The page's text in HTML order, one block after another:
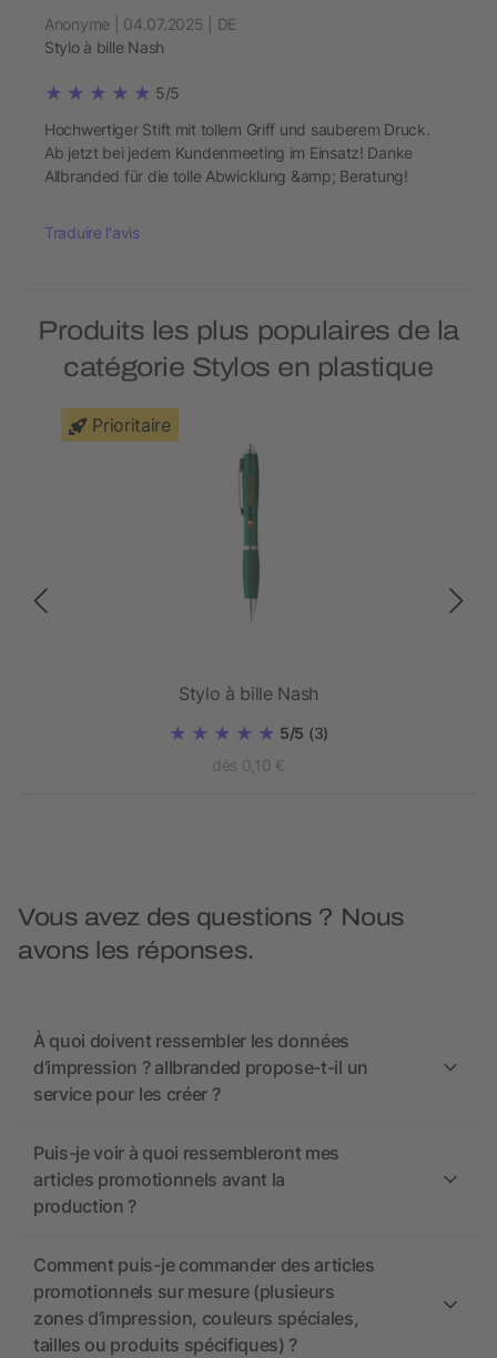
Anonyme | 04.07.2025 | DE
Stylo à bille Nash
5/5
Hochwertiger Stift mit tollem Griff und sauberem Druck.
Ab jetzt bei jedem Kundenmeeting im Einsatz! Danke
Allbranded für die tolle Abwicklung &amp; Beratung!
Traduire l'avis
Produits les plus populaires de la
catégorie Stylos en plastique
Prioritaire
Stylo à bille Nash
5/5 (3)
dès 0,10 €
Vous avez des questions ? Nous
avons les réponses.
À quoi doivent ressembler les données
d’impression ? allbranded propose-t-il un
service pour les créer ?
Puis-je voir à quoi ressembleront mes
articles promotionnels avant la
production ?
Comment puis-je commander des articles
promotionnels sur mesure (plusieurs
zones d’impression, couleurs spéciales,
tailles ou produits spécifiques) ?